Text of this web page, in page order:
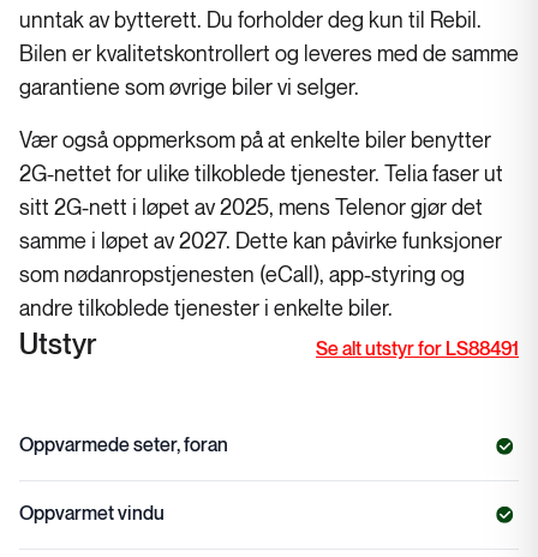
unntak av bytterett. Du forholder deg kun til Rebil.
Bilen er kvalitetskontrollert og leveres med de samme
garantiene som øvrige biler vi selger.
Vær også oppmerksom på at enkelte biler benytter
2G-nettet for ulike tilkoblede tjenester. Telia faser ut
sitt 2G-nett i løpet av 2025, mens Telenor gjør det
samme i løpet av 2027. Dette kan påvirke funksjoner
som nødanropstjenesten (eCall), app-styring og
andre tilkoblede tjenester i enkelte biler.
Utstyr Se alt utstyr for LS88491
Oppvarmede seter, foran
Oppvarmet vindu